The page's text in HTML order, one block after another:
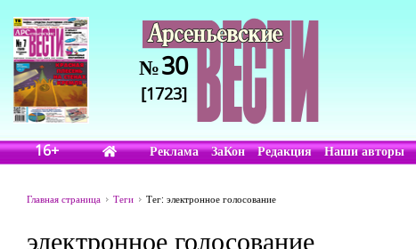
№30
[1723]
16+ Реклама ЗаКон Редакция Наши авторы
Главная страница Теги Тег: электронное голосование
электронное голосование